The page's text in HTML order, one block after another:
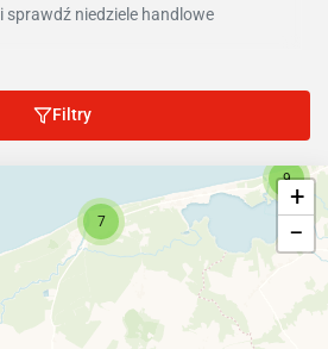
i sprawdź niedziele handlowe
Filtry
7
9
+
−